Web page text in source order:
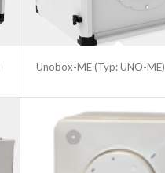
Unobox-ME (Typ: UNO-ME)